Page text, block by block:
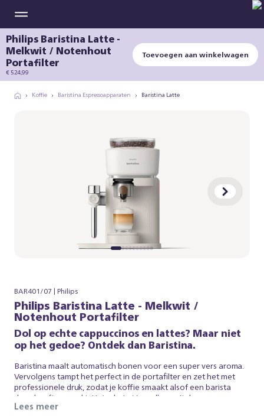
Philips Baristina Latte -
Melkwit / Notenhout
Portafilter
€ 524,99
Toevoegen aan winkelwagen
Koffie Baristina Espressoapparaten Baristina Latte
BAR401/07 | Philips
Philips Baristina Latte - Melkwit /
Notenhout Portafilter
Dol op echte cappuccinos en lattes? Maar niet
op het gedoe? Ontdek dan Baristina.
Baristina maalt automatisch bonen voor een super vers aroma.
Vervolgens tampt het perfect in de portafilter en zet het met
professionele druk, zodat je koffie smaakt alsof een barista
deze heeft gemaakt. Het schuimt je melk moeiteloos op.
Baristina zorgt voor de espresso en het melkschuim, zodat jij
Lees meer